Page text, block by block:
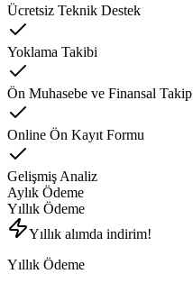
Ücretsiz Teknik Destek
Yoklama Takibi
Ön Muhasebe ve Finansal Takip
Online Ön Kayıt Formu
Gelişmiş Analiz
Aylık Ödeme
Yıllık Ödeme
Yıllık alımda indirim!
Yıllık Ödeme